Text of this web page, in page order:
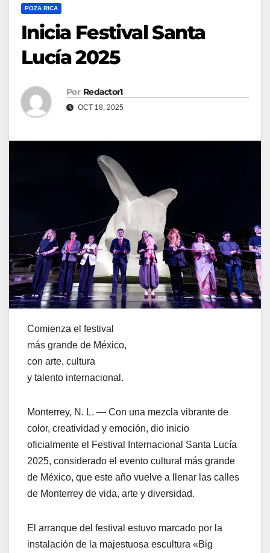
POZA RICA
Inicia Festival Santa
Lucía 2025
Por Redactor1
OCT 18, 2025
Comienza el festival
más grande de México,
con arte, cultura
y talento internacional.
Monterrey, N. L. — Con una mezcla vibrante de
color, creatividad y emoción, dio inicio
oficialmente el Festival Internacional Santa Lucía
2025, considerado el evento cultural más grande
de México, que este año vuelve a llenar las calles
de Monterrey de vida, arte y diversidad.
El arranque del festival estuvo marcado por la
instalación de la majestuosa escultura «Big